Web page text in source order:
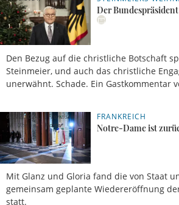
Der
Den Bezug auf die christliche Botschaft
Steinmeier, und auch das christliche
unerwähnt. Schade. Ein Gastkommentar
17 Uhr
Nass
FRANKREICH
Notre-Dame ist
Mit Glanz und Gloria fand die von Staat
gemeinsam geplante Wiedereröffnung
statt.
09.12.2024,
18 Uhr
Franziska
Harter